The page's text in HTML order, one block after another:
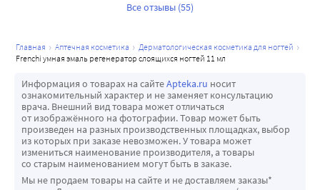
Все отзывы (55)
главная аптечная косметика
дерматологическая косметика для ногтей
frenchi умная эмаль регенератор слоящихся ногтей 11 мл
Информация о товарах на сайтеApteka.ru носит
ознакомительный характер и не заменяет консультацию
врача. Внешний вид товара может отличаться
от изображённого на фотографии. Товар может быть
произведен на разных производственных площадках, выбор
из которых при заказе невозможен. У товара может
измениться наименование производителя, а товары
со старым наименованием могут быть в заказе.
Мы не продаем товары на сайте и не доставляем заказы*